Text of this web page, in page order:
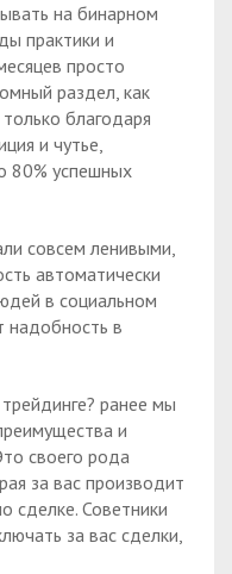
на бинарном
практики и
просто
раздел, как
благодаря
и чутье,
80% успешных
совсем ленивыми,
автоматически
в социальном
надобность в
ранее мы
и
своего рода
за вас производит
сделке. Советники
за вас сделки,